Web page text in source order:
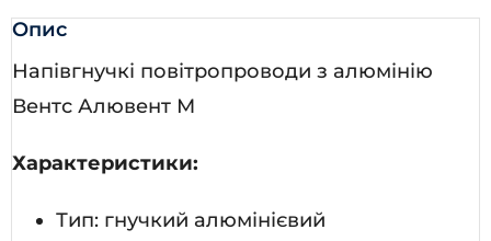
Опис
Напівгнучкі повітропроводи з алюмінію
Вентс Алювент М
Характеристики:
Тип: гнучкий алюмінієвий